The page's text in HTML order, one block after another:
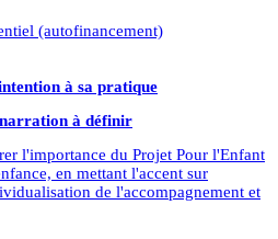
(autofinancement)
à sa pratique
à définir
l'importance du Projet Pour l'Enfant
en mettant l'accent sur
de l'accompagnement et